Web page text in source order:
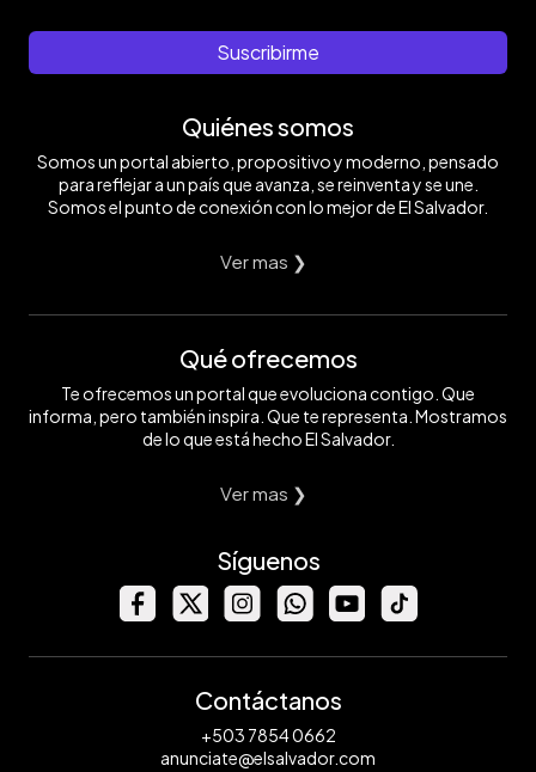
Suscribirme
Quiénes somos
Somos un portal abierto, propositivo y moderno, pensado
para reflejar a un país que avanza, se reinventa y se une.
Somos el punto de conexión con lo mejor de El Salvador.
Ver mas ❯
Qué ofrecemos
Te ofrecemos un portal que evoluciona contigo. Que
informa, pero también inspira. Que te representa. Mostramos
de lo que está hecho El Salvador.
Ver mas ❯
Síguenos
Contáctanos
+503 7854 0662
anunciate@elsalvador.com